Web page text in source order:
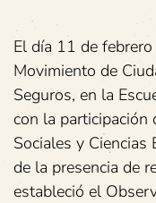
El día 11 de
Movimiento de
Seguros, en la
con la participación
Sociales y Ciencias
de la presencia de
estableció el